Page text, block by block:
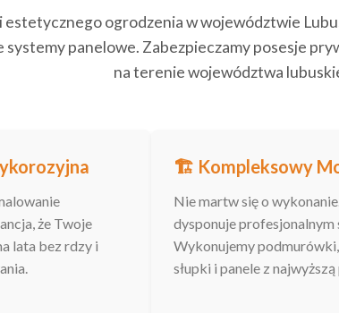
estetycznego ogrodzenia w województwie
panelowe. Zabezpieczamy posesje
na terenie województwa
że Twoje
lata bez rdzy i
🏗️ Kompleksowy
Nie martw się o
dysponuje profesjonalnym
Wykonujemy
słupki i panele z